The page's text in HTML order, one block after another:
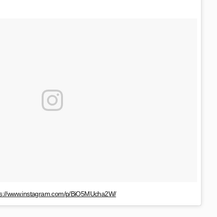
www.instagram.com/p/BiO5MUcha2W/